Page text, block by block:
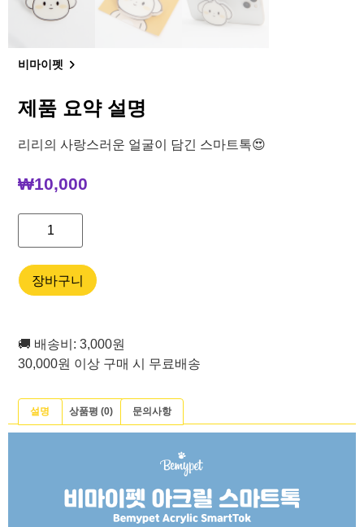
비마이펫
제품 요약 설명
리리의 사랑스러운 얼굴이 담긴 스마트톡😍
₩10,000
장바구니
🚚 배송비: 3,000원
30,000원 이상 구매 시 무료배송
설명 상품평 (0) 문의사항